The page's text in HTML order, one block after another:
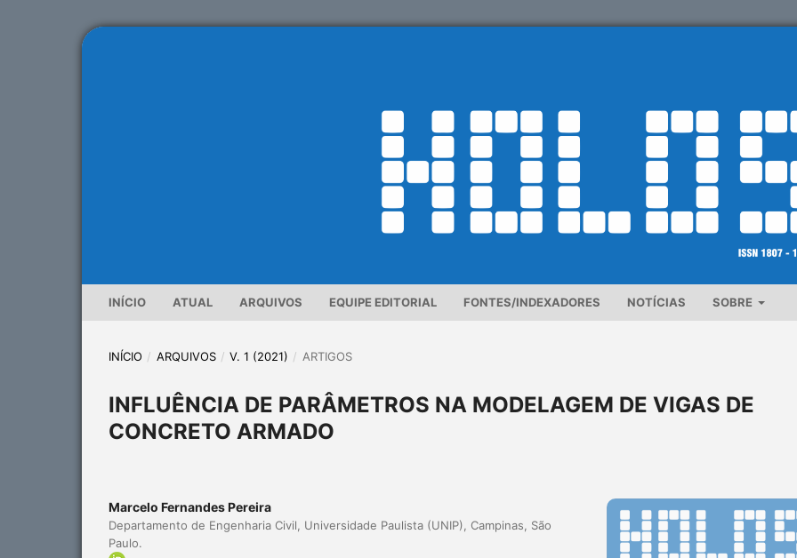
INÍCIO ATUAL ARQUIVOS EQUIPE EDITORIAL FONTES/INDEXADORES NOTÍCIAS SOBRE
INÍCIO / ARQUIVOS / V. 1 (2021) / ARTIGOS
INFLUÊNCIA DE PARÂMETROS NA MODELAGEM DE VIGAS DE
CONCRETO ARMADO
Marcelo Fernandes Pereira
Departamento de Engenharia Civil, Universidade Paulista (UNIP), Campinas, São
Paulo.